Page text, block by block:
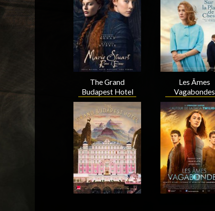
Acteur Acteur
Acteur Acteur
The Grand
Budapest Hotel
Les Âmes
Vagabondes